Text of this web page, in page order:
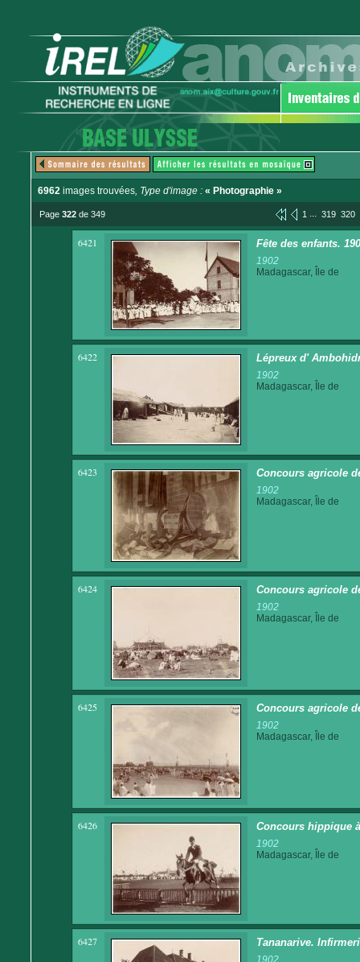
6962 images trouvées, Type d'image : « Photographie »
Page 322 de 349 1 ... 319 320
6421 Fête des enfants.
1902
Madagascar, Île de
6422 Lépreux d'
1902
Madagascar, Île de
6423 Concours agricole
1902
Madagascar, Île de
6424 Concours agricole
1902
Madagascar, Île de
6425 Concours agricole
1902
Madagascar, Île de
6426 Concours hippique
1902
Madagascar, Île de
6427 Tananarive.
1902